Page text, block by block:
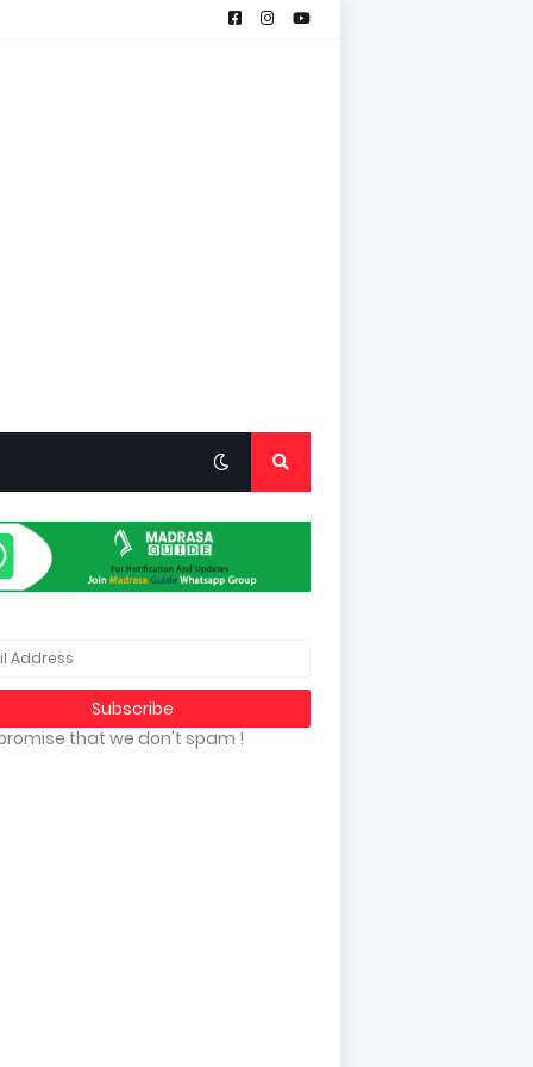
that we don't spam !